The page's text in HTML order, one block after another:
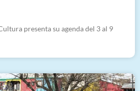
presenta su agenda del 3 al 9